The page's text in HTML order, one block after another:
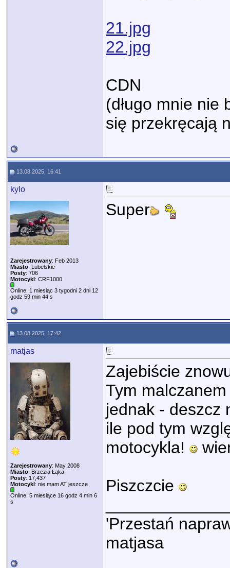
21.jpg
22.jpg
CDN
(długo mnie nie
się przekręcają
13.08.2025, 16:41
kylo
Zarejestrowany: Feb 2013
Miasto: Lubelskie
Posty: 706
Motocykl: CRF1000
Online: 1 miesiąc 3 tygodni 2 dni 12
godz 59 min 44 s
Super
13.08.2025, 17:42
matjas
Zarejestrowany: May 2008
Miasto: Brzezia Łąka
Posty: 17,437
Motocykl: nie mam AT jeszcze
Online: 5 miesiące 16 godz 4 min 6
s
Zajebiście
Tym
jednak - deszcz
ile pod tym
motocykla!
Piszczcie
'Przestań
matjasa